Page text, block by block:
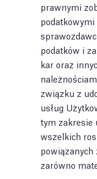
prawnymi
podatków i
kar oraz
związku z
usług
tym zakresie
wszelkich
powiązanych
zarówno